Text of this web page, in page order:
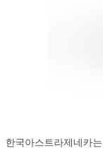
한국아스트라제네카